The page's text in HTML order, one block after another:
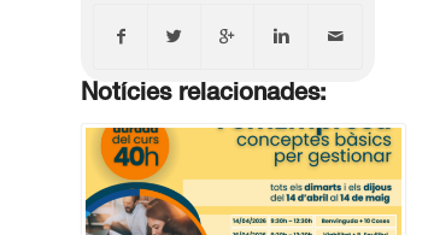
Notícies relacionades: